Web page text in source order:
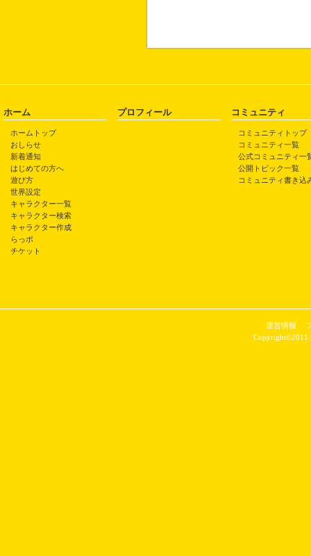
ホーム
ホームトップ
おしらせ
新着通知
はじめての方へ
遊び方
世界設定
キャラクター一覧
キャラクター検索
キャラクター作成
らっポ
チケット
プロフィール コミュニティ
コミュニティトップ
コミュニティ一覧
公式コミュニティ一
公開トピック一覧
コミュニティ書き込
運営情報
Copyright©2011